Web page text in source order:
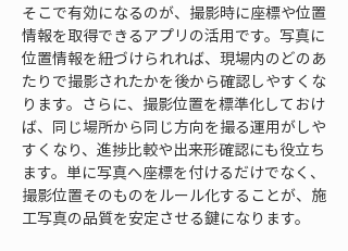
そこで有効になるのが、撮影時に座標や位置
情報を取得できるアプリの活用です。写真に
位置情報を紐づけられれば、現場内のどのあ
たりで撮影されたかを後から確認しやすくな
ります。さらに、撮影位置を標準化しておけ
ば、同じ場所から同じ方向を撮る運用がしや
すくなり、進捗比較や出来形確認にも役立ち
ます。単に写真へ座標を付けるだけでなく、
撮影位置そのものをルール化することが、施
工写真の品質を安定させる鍵になります。